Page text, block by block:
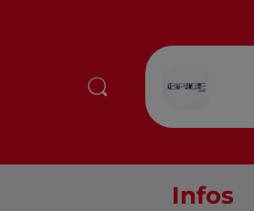
Infos